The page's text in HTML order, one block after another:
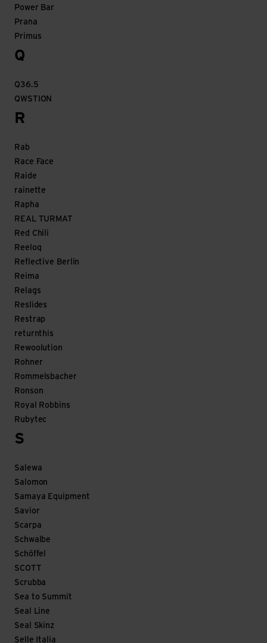
Power Bar
Prana
Primus
Q
Q36.5
QWSTION
R
Rab
Race Face
Raide
rainette
Rapha
REAL TURMAT
Red Chili
Reeloq
Reflective Berlin
Reima
Relags
Reslides
Restrap
returnthis
Rewoolution
Rohner
Rommelsbacher
Ronson
Royal Robbins
Rubytec
S
Salewa
Salomon
Samaya Equipment
Savior
Scarpa
Schwalbe
Schöffel
SCOTT
Scrubba
Sea to Summit
Seal Line
Seal Skinz
Selle Italia